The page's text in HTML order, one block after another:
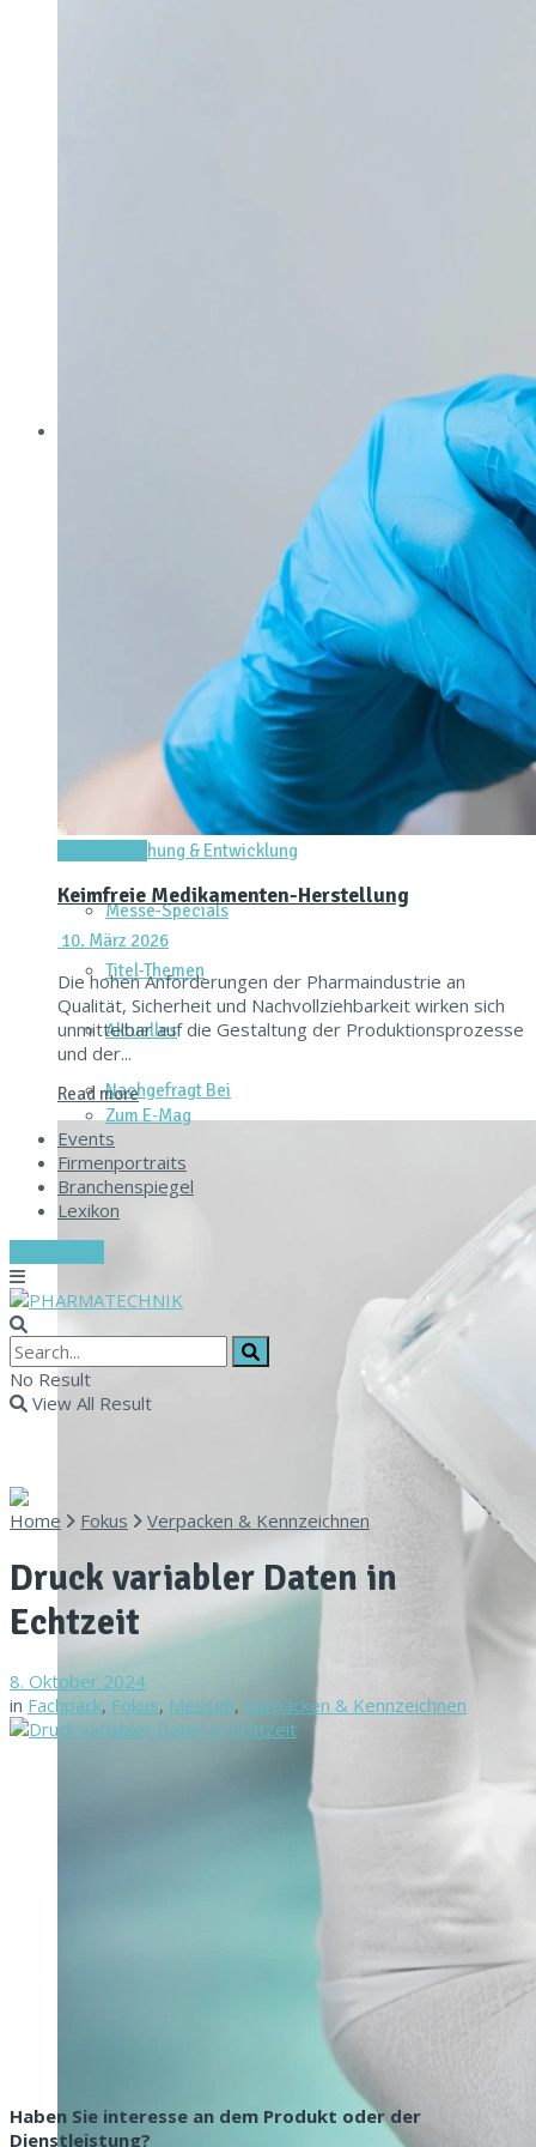
Dienstleistungen & Services
Messtechnik & Analytik
Prozessautomatisierung & Digitalisierung
Reinraum & Hygienic Design
Verpacken & Kennzeichnen
Forschung & Entwicklung
Messe-Specials
Titel-Themen
Aktuelles
Nachgefragt Bei
Keimfreie Medikamenten-Herstellung
10. März 2026
Die hohen Anforderungen der Pharmaindustrie an
Qualität, Sicherheit und Nachvollziehbarkeit wirken sich
unmittelbar auf die Gestaltung der Produktionsprozesse
und der...
Read more
Zum E‑Mag
Events
Firmenportraits
Branchenspiegel
Lexikon
No Result
View All Result
Home Fokus Verpacken & Kennzeichnen
Druck variabler Daten in
Echtzeit
8. Oktober 2024
in Fachpack, Fokus, Messen, Verpacken & Kennzeichnen
Haben Sie interesse an dem Produkt oder der
Dienstleistung?